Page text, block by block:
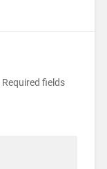
Required fields